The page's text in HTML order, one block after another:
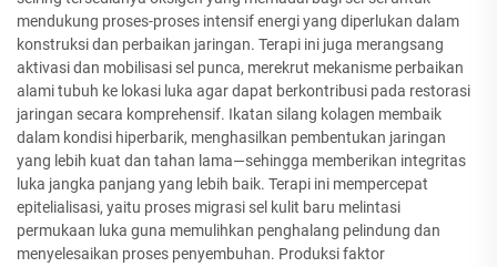
mendukung proses-proses intensif energi yang diperlukan dalam
konstruksi dan perbaikan jaringan. Terapi ini juga merangsang
aktivasi dan mobilisasi sel punca, merekrut mekanisme perbaikan
alami tubuh ke lokasi luka agar dapat berkontribusi pada restorasi
jaringan secara komprehensif. Ikatan silang kolagen membaik
dalam kondisi hiperbarik, menghasilkan pembentukan jaringan
yang lebih kuat dan tahan lama—sehingga memberikan integritas
luka jangka panjang yang lebih baik. Terapi ini mempercepat
epitelialisasi, yaitu proses migrasi sel kulit baru melintasi
permukaan luka guna memulihkan penghalang pelindung dan
menyelesaikan proses penyembuhan. Produksi faktor